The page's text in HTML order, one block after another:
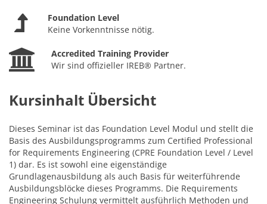
Foundation Level
Keine Vorkenntnisse nötig.
Accredited Training Provider
Wir sind offizieller IREB® Partner.
Kursinhalt Übersicht
Dieses Seminar ist das Foundation Level Modul und stellt die
Basis des Ausbildungsprogramms zum Certified Professional
for Requirements Engineering (CPRE Foundation Level / Level
1) dar. Es ist sowohl eine eigenständige
Grundlagenausbildung als auch Basis für weiterführende
Ausbildungsblöcke dieses Programms. Die Requirements
Engineering Schulung vermittelt ausführlich Methoden und